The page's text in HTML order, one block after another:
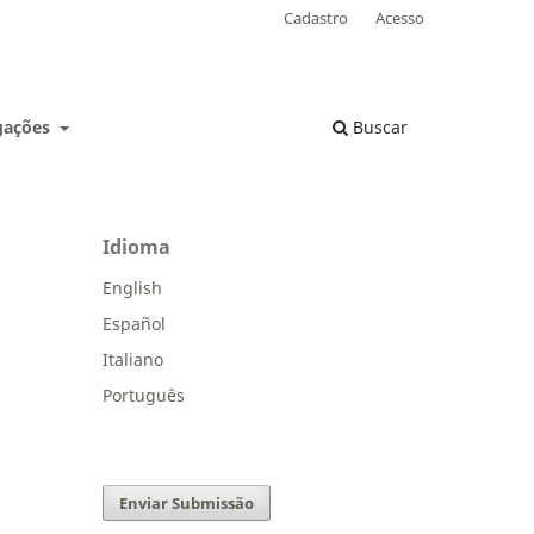
Buscar
Cadastro Acesso
Idioma
English
Español
Italiano
Português
Enviar Submissão